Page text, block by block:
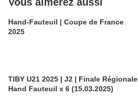
Hand-Fauteuil | Coupe de France
2025
TIBY U21 2025 | J2 | Finale Régionale
Hand Fauteuil x 6 (15.03.2025)